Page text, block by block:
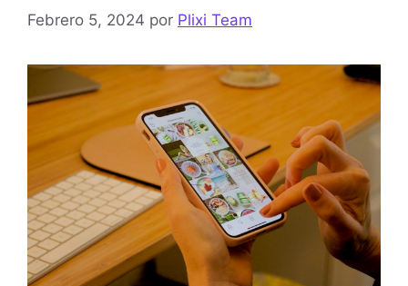
Febrero 5, 2024 por Plixi Team